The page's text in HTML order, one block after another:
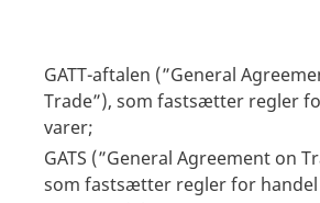
GATT-aftalen (”General
Trade”), som fastsætter regler
varer;
GATS (”General Agreement on
som fastsætter regler for handel